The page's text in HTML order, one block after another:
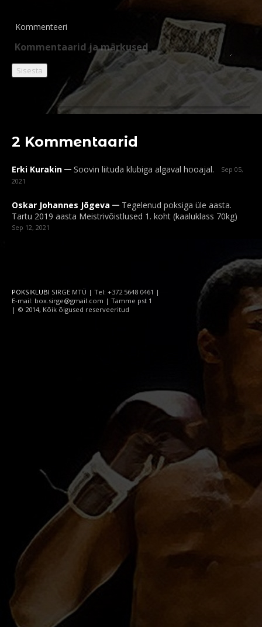
Kommenteeri
2 Kommentaarid
Erki Kurakin Soovin liituda klubiga algaval hooajal.
Sep 05,
2021
Oskar Johannes Jõgeva
Tegelenud poksiga üle aasta.
Tartu 2019 aasta Meistrivõistlused 1. koht (kaaluklass 70kg)
Sep 12, 2021
POKSIKLUBI SIRGE MTÜ | Tel: +372 5648 0461 |
E-mail: box.sirge@gmail.com | Tamme pst 1
| © 2014, Kõik õigused reserveeritud